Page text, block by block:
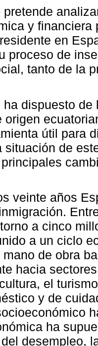
pretende
y financiera
en
proceso de
tanto de la
ha dispuesto
origen
útil para
situación de
veinte años
a cinco
a un ciclo
de obra
hacia
el
y de
ha
desempleo,